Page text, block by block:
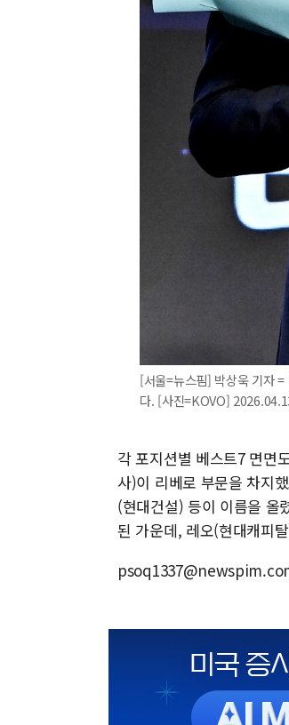
[서울=뉴스핌] 박상욱 기자
다. [사진=KOVO]
각 포지션별 베스트7 면면
사)이 리베로 부문을 차지
(현대건설) 등이 이름을 올
된 가운데, 레오(현대캐피